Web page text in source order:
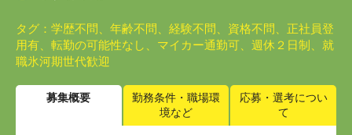
タグ：学歴不問、年齢不問、経験不問、資格不問、正社員登
用有、転勤の可能性なし、マイカー通勤可、週休２日制、就
職氷河期世代歓迎
募集概要
勤務条件・職場環
境など
応募・選考につい
て